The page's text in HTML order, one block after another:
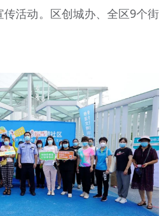
金
+
传活动。区创城办、全区9个街